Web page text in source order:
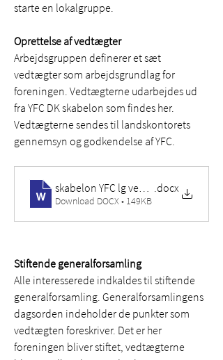
starte en lokalgruppe.
Oprettelse af vedtægter
Arbejdsgruppen definerer et sæt
vedtægter som arbejdsgrundlag for
foreningen. Vedtægterne udarbejdes ud
fra YFC DK skabelon som findes her.
Vedtægterne sendes til landskontorets
gennemsyn og godkendelse af YFC.
skabelon YFC lg vedtægter
.docx
Download DOCX • 149KB
Stiftende generalforsamling
Alle interesserede indkaldes til stiftende
generalforsamling. Generalforsamlingens
dagsorden indeholder de punkter som
vedtægten foreskriver. Det er her
foreningen bliver stiftet, vedtægterne